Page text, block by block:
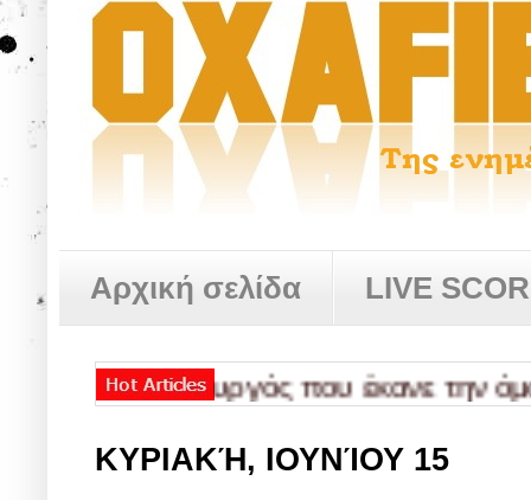
Αρχική σελίδα LIVE
που έκανε την όμορφη
ΚΥΡΙΑΚΉ, ΙΟΥΝΊΟΥ 15